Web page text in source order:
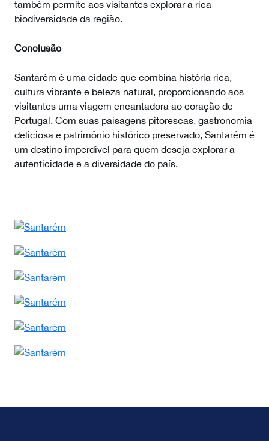
também permite aos visitantes explorar a rica
biodiversidade da região.
Conclusão
Santarém é uma cidade que combina história rica,
cultura vibrante e beleza natural, proporcionando aos
visitantes uma viagem encantadora ao coração de
Portugal. Com suas paisagens pitorescas, gastronomia
deliciosa e patrimônio histórico preservado, Santarém é
um destino imperdível para quem deseja explorar a
autenticidade e a diversidade do país.